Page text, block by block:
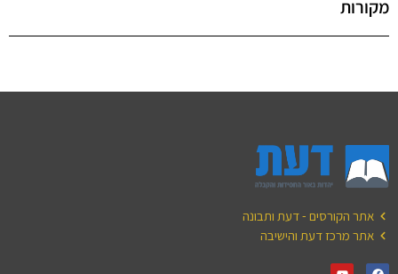
מקורות
אתר הקורסים - דעת ותבונה
אתר מרכז דעת והישיבה